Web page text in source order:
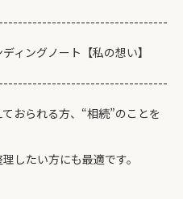
ィングノート【私の想い】
おられる方、“相続”のことを
したい方にも最適です。